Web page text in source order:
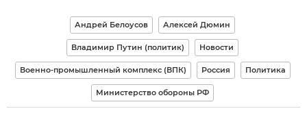
Андрей Белоусов Алексей Дюмин
Владимир Путин (политик) Новости
Военно-промышленный комплекс (ВПК) Россия Политика
Министерство обороны РФ